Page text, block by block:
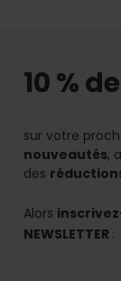
10 %
sur votre
nouveautés,
des
Alors
NEWSLETTER :